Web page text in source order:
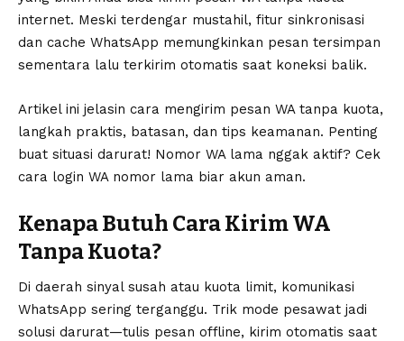
internet. Meski terdengar mustahil, fitur sinkronisasi
dan cache WhatsApp memungkinkan pesan tersimpan
sementara lalu terkirim otomatis saat koneksi balik.
Artikel ini jelasin cara mengirim pesan WA tanpa kuota,
langkah praktis, batasan, dan tips keamanan. Penting
buat situasi darurat! Nomor WA lama nggak aktif? Cek
cara login WA nomor lama biar akun aman.
Kenapa Butuh Cara Kirim WA
Tanpa Kuota?
Di daerah sinyal susah atau kuota limit, komunikasi
WhatsApp sering terganggu. Trik mode pesawat jadi
solusi darurat—tulis pesan offline, kirim otomatis saat